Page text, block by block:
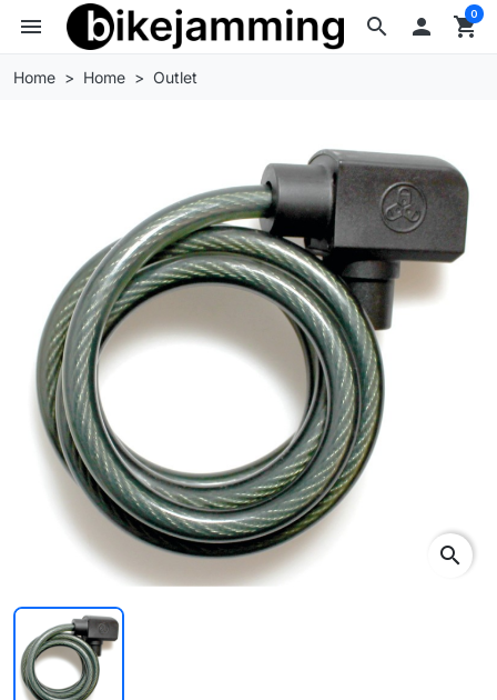
search
menu  shopping_cart
0
Home Home Outlet
search